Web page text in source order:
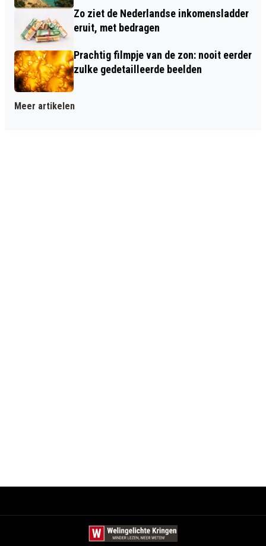
Zo ziet de Nederlandse inkomensladder
eruit, met bedragen
Prachtig filmpje van de zon: nooit eerder
zulke gedetailleerde beelden
Meer artikelen